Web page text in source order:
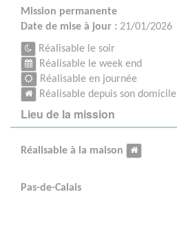
Mission permanente
Date de mise à jour : 21/01/2026
Réalisable le soir
Réalisable le week end
Réalisable en journée
Réalisable depuis son domicile
Lieu de la mission
Réalisable à la maison
Pas-de-Calais